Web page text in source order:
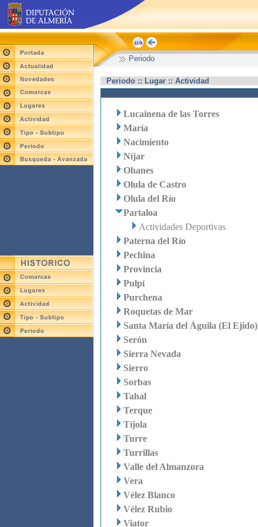
Periodo
Periodo :: Lugar :: Actividad
Lucainena de las Torres
María
Nacimiento
Níjar
Ohanes
Olula de Castro
Olula del Río
Partaloa
Actividades Deportivas
Paterna del Río
Pechina
Provincia
Pulpí
Purchena
Roquetas de Mar
Santa María del Águila (El Ejido)
Serón
Sierra Nevada
Sierro
Sorbas
Tahal
Terque
Tíjola
Turre
Turrillas
Valle del Almanzora
Vera
Vélez Blanco
Vélez Rubio
Viator